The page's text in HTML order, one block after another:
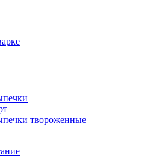
твороженные